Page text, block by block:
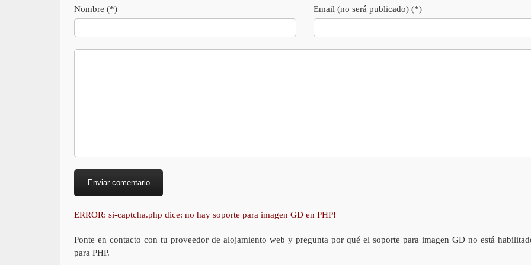
Nombre (*) Email (no será publicado) (*)
ERROR: si-captcha.php dice: no hay soporte para imagen GD en PHP!
Ponte en contacto con tu proveedor de alojamiento web y pregunta por qué el soporte para imagen GD no está
para PHP.